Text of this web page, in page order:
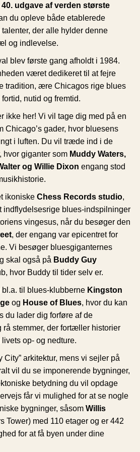
udgave af verden største
du opleve både etablerede
der alle hylder denne
og indlevelse.
blev første gang afholdt i 1984.
været dedikeret til at fejre
tradition, ære Chicagos rige blues
nutid og fremtid.
ikke her! Vi vil tage dig med på en
Chicago’s gader, hvor bluesens
i luften. Du vil træde ind i de
hvor giganter som Muddy Waters,
og Willie Dixon engang stod
ikoniske Chess Records studio,
indflydelsesrige blues-indspilninger
vingesus, når du besøger den
, der engang var epicentret for
Vi besøger bluesgiganternes
skal også på Buddy Guy
hvor Buddy til tider selv er.
til blues-klubberne Kingston
og House of Blues, hvor du kan
du lader dig forføre af de
rå stemmer, der fortæller historier
op- og nedture.
City” arkitektur, mens vi sejler på
vil du se imponerende bygninger,
betydning du vil opdage
får vi mulighed for at se nogle
bygninger, såsom Willis
Tower) med 110 etager og er 442
for at få byen under dine